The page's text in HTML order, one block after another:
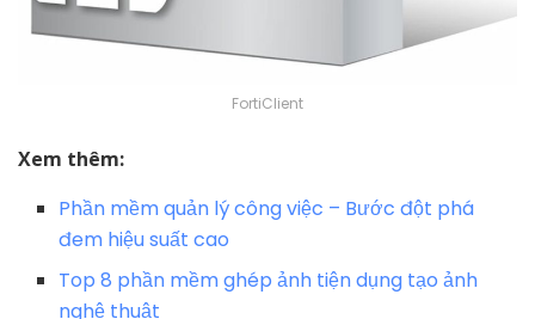
FortiClient
Xem thêm:
Phần mềm quản lý công việc – Bước đột phá
đem hiệu suất cao
Top 8 phần mềm ghép ảnh tiện dụng tạo ảnh
nghệ thuật